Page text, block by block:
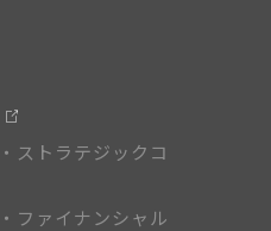
ストラテジックコ
ファイナンシャル